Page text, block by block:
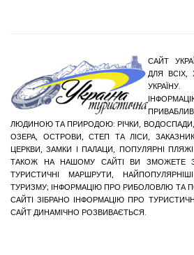
САЙТ
ДЛЯ ВСІХ,
ЛЮДИНОЮ ТА ПРИРОДОЮ: РІЧКИ, ВОДОСПАДИ,
ОЗЕРА, ОСТРОВИ, СТЕП ТА ЛІСИ,
ЦЕРКВИ, ЗАМКИ І ПАЛАЦИ, ПОПУЛЯРНІ ПЛЯЖІ
ТАКОЖ НА НАШОМУ САЙТІ ВИ ЗМОЖЕТЕ
ТУРИСТИЧНІ МАРШРУТИ,
ТУРИЗМУ; ІНФОРМАЦІЮ ПРО РИБОЛОВЛЮ ТА
САЙТІ ЗІБРАНО ІНФОРМАЦІЮ ПРО
САЙТ ДИНАМІЧНО РОЗВИВАЄТЬСЯ.